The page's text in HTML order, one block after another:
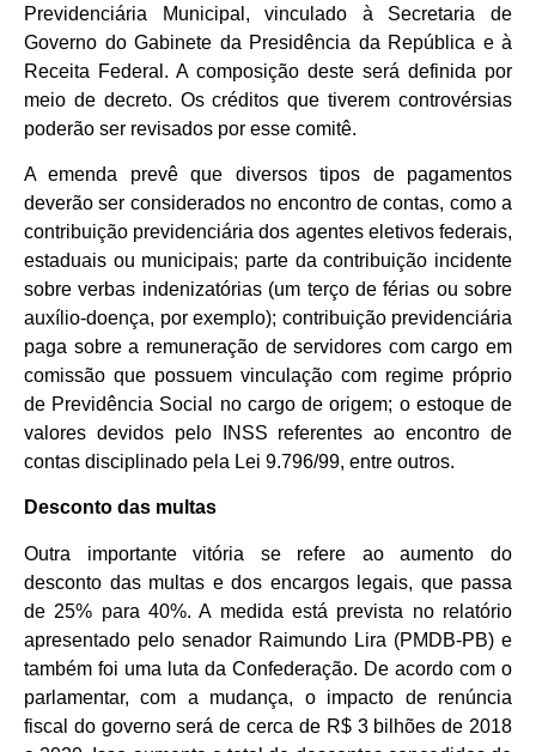
Previdenciária Municipal, vinculado à Secretaria de
Governo do Gabinete da Presidência da República e à
Receita Federal. A composição deste será definida por
meio de decreto. Os créditos que tiverem controvérsias
poderão ser revisados por esse comitê.
A emenda prevê que diversos tipos de pagamentos
deverão ser considerados no encontro de contas, como a
contribuição previdenciária dos agentes eletivos federais,
estaduais ou municipais; parte da contribuição incidente
sobre verbas indenizatórias (um terço de férias ou sobre
auxílio-doença, por exemplo); contribuição previdenciária
paga sobre a remuneração de servidores com cargo em
comissão que possuem vinculação com regime próprio
de Previdência Social no cargo de origem; o estoque de
valores devidos pelo INSS referentes ao encontro de
contas disciplinado pela Lei 9.796/99, entre outros.
Desconto das multas
Outra importante vitória se refere ao aumento do
desconto das multas e dos encargos legais, que passa
de 25% para 40%. A medida está prevista no relatório
apresentado pelo senador Raimundo Lira (PMDB-PB) e
também foi uma luta da Confederação. De acordo com o
parlamentar, com a mudança, o impacto de renúncia
fiscal do governo será de cerca de R$ 3 bilhões de 2018